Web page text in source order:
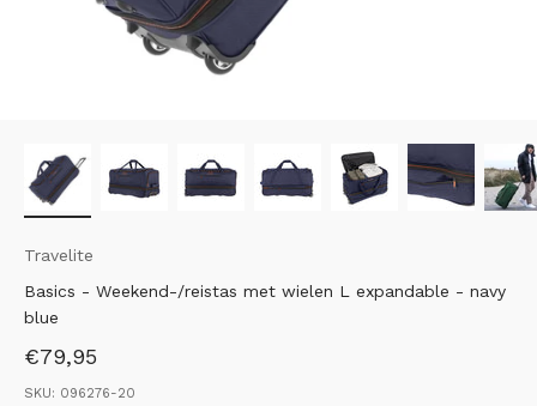
Travelite
Basics - Weekend-/reistas met wielen L expandable - navy
blue
Aanbiedingsprijs
€79,95
SKU: 096276-20